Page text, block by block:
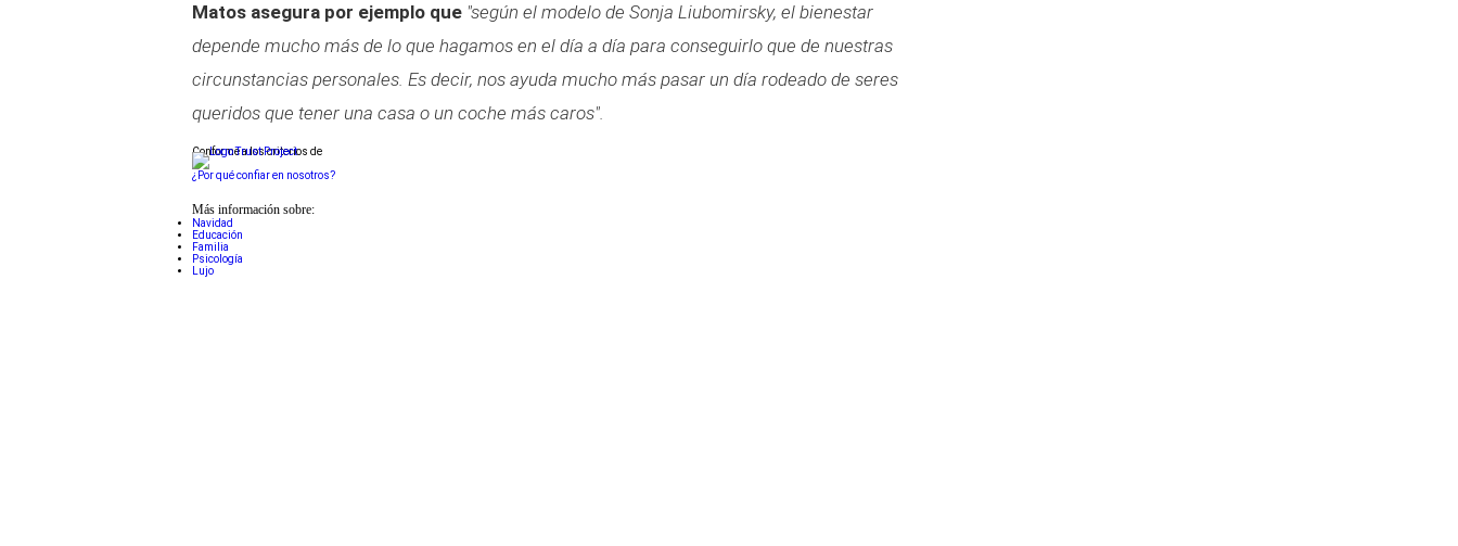
Matos asegura por ejemplo que "según el modelo de Sonja Liubomirsky, el bienestar
depende mucho más de lo que hagamos en el día a día para conseguirlo que de nuestras
circunstancias personales. Es decir, nos ayuda mucho más pasar un día rodeado de seres
queridos que tener una casa o un coche más caros".
Conforme a los criterios de
¿Por qué confiar en nosotros?
Más información sobre:
Navidad
Educación
Familia
Psicología
Lujo